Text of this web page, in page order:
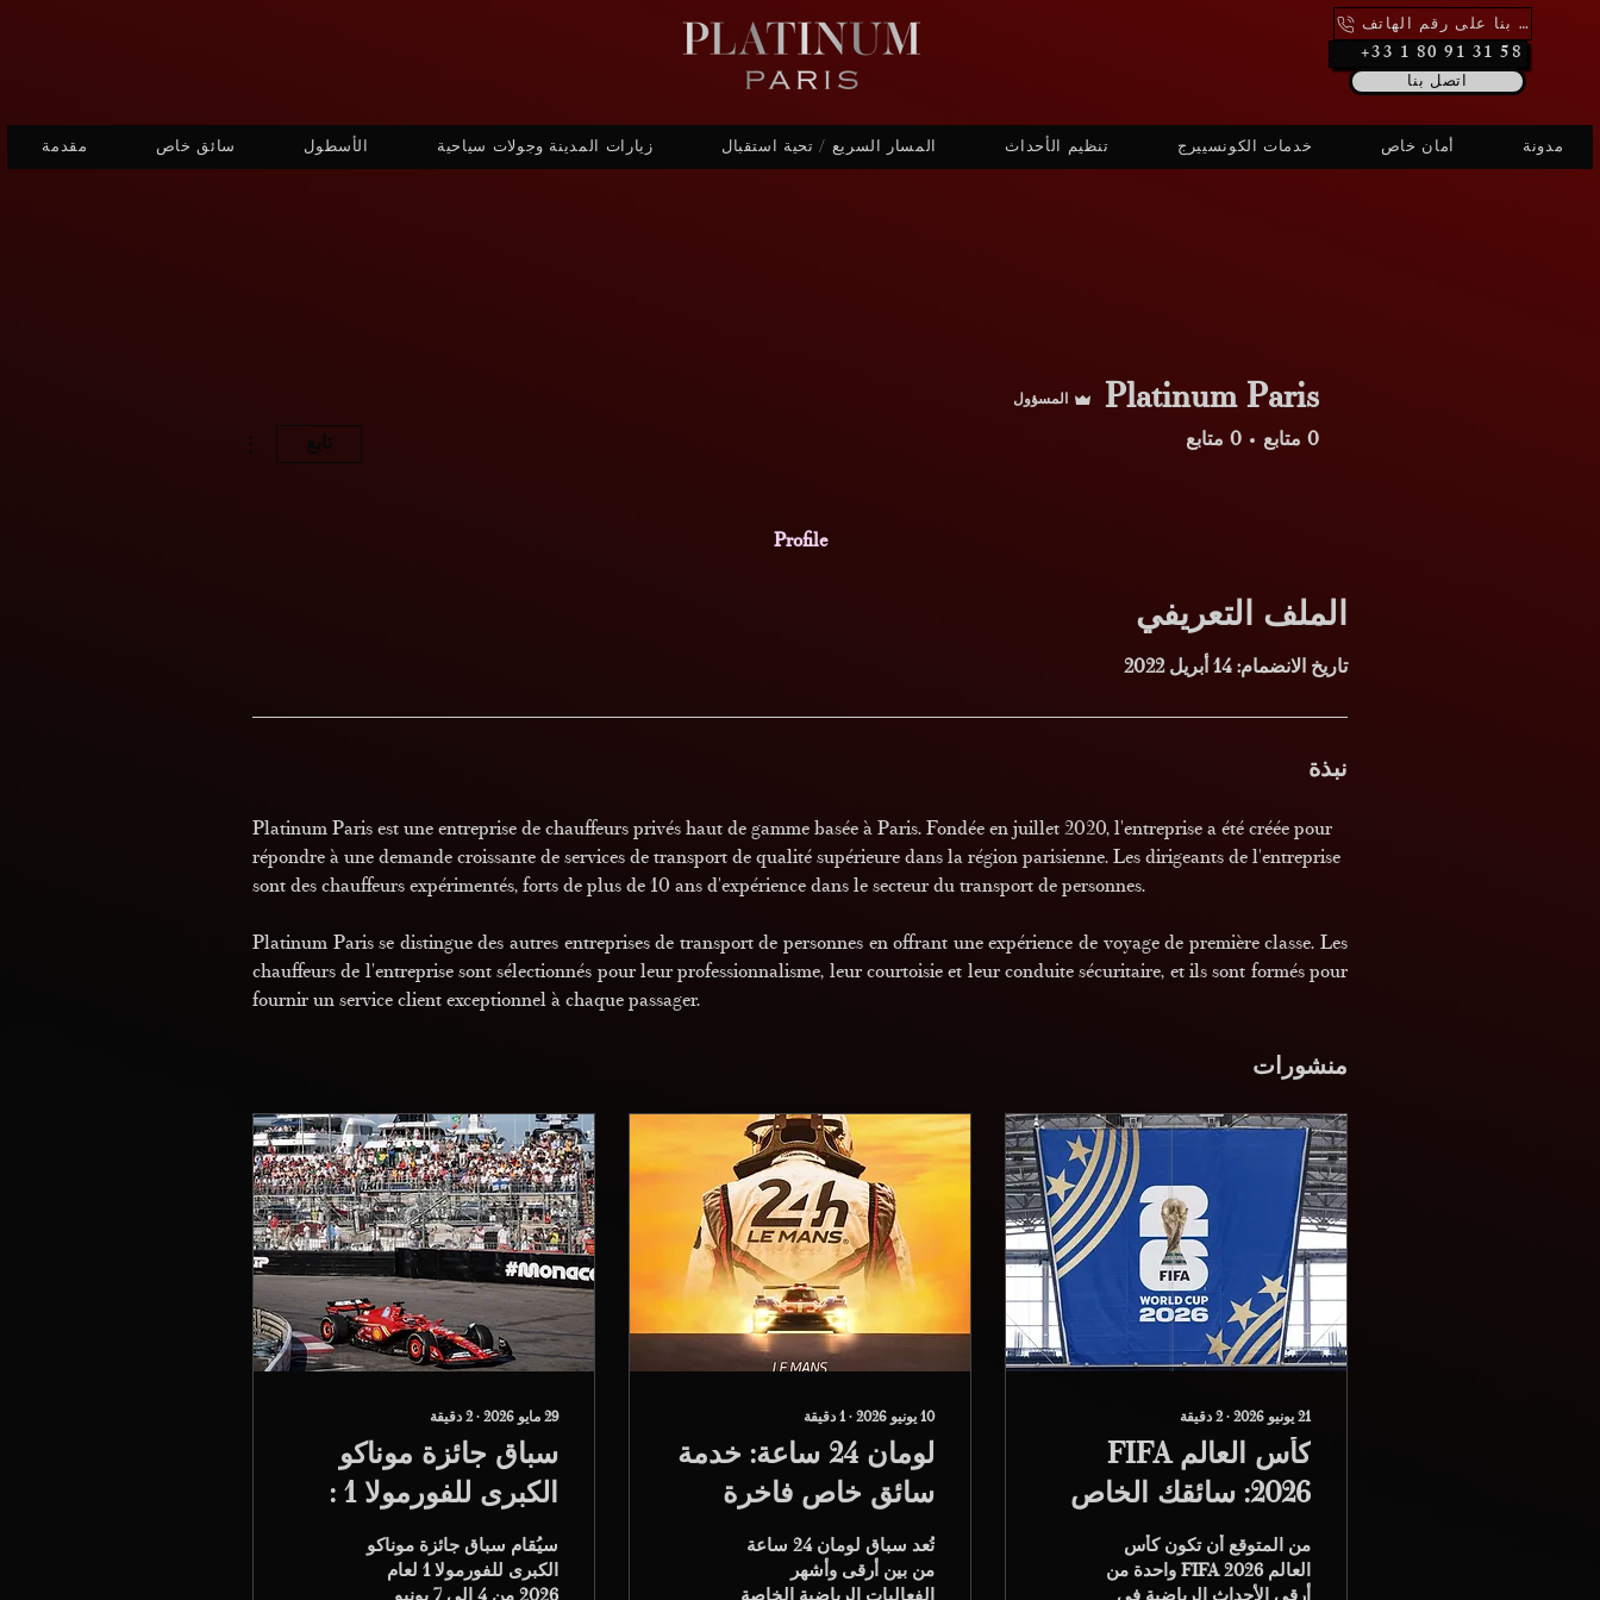
اتصل بنا على رقم الهاتف
+33 1 80 91 31 58
اتصل بنا
مقدمة سائق خاص الأسطول زيارات المدينة وجولات سياحية المسار السريع / تحية استقبال تنظيم الأحداث خدمات الكونسييرج أمان خاص مدونة
الملف التعريفي
تاريخ الانضمام: 14 أبريل 2022
نبذة
Platinum Paris est une entreprise de chauffeurs privés haut de gamme basée à Paris. Fondée en juillet 2020, l'entreprise a été créée pour
répondre à une demande croissante de services de transport de qualité supérieure dans la région parisienne. Les dirigeants de l'entreprise
sont des chauffeurs expérimentés, forts de plus de 10 ans d'expérience dans le secteur du transport de personnes.
Platinum Paris se distingue des autres entreprises de transport de personnes en offrant une expérience de voyage de première classe. Les
chauffeurs de l'entreprise sont sélectionnés pour leur professionnalisme, leur courtoisie et leur conduite sécuritaire, et ils sont formés pour
fournir un service client exceptionnel à chaque passager.
منشورات
21 يونيو 2026 ∙
2 دقيقة
كأس العالم FIFA
2026: سائقك الخاص
في الولايات المتحدة
وكندا والمكسيك
من المتوقع أن تكون كأس
العالم FIFA 2026 واحدة من
10 يونيو 2026 ∙
1 دقيقة
لومان 24 ساعة: خدمة
سائق خاص فاخرة
وتنقلات لكبار
الشخصيات
تُعد سباق لومان 24 ساعة
من بين أرقى وأشهر
29 مايو 2026 ∙
2 دقيقة
سباق جائزة موناكو
الكبرى للفورمولا 1 :
خدمة سائق خاص
سيُقام سباق جائزة موناكو
الكبرى للفورمولا 1 لعام
Platinum Paris المسؤول
0 متابع 0 متابع تابع
Profile